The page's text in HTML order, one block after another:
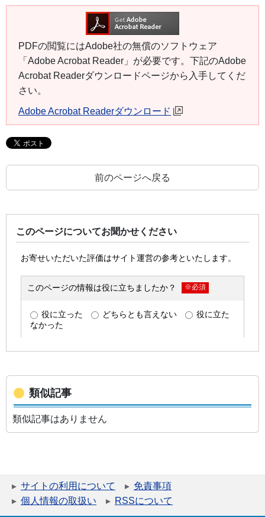
PDFの閲覧にはAdobe社の無償のソフトウェア
「Adobe Acrobat Reader」が必要です。下記のAdobe
Acrobat Readerダウンロードページから入手してくだ
さい。
Adobe Acrobat Readerダウンロード
前のページへ戻る
このページについてお聞かせください
類似記事
類似記事はありません
サイトの利用について
免責事項
個人情報の取扱い
RSSについて